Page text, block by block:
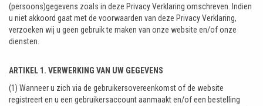
(persoons)gegevens zoals in deze Privacy Verklaring omschreven. Indien
u niet akkoord gaat met de voorwaarden van deze Privacy Verklaring,
verzoeken wij u geen gebruik te maken van onze website en/of onze
diensten.
ARTIKEL 1. VERWERKING VAN UW GEGEVENS
(1) Wanneer u zich via de gebruikersovereenkomst of de website
registreert en u een gebruikersaccount aanmaakt en/of een bestelling